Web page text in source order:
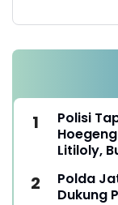
Polisi
Litiloly,
Polda
Dukung